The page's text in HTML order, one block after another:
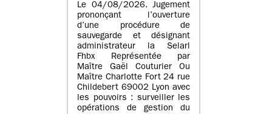
Le 04/08/2026. Jugement
prononçant l’ouverture
d’une procédure de
sauvegarde et désignant
administrateur la Selarl
Fhbx Représentée par
Maître Gaël Couturier Ou
Maître Charlotte Fort 24 rue
Childebert 69002 Lyon avec
les pouvoirs : surveiller les
opérations de gestion du